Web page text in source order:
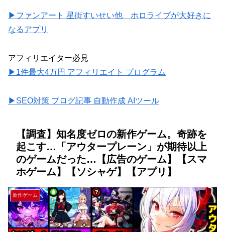
▶ファンアート 星街すいせい他 ホロライブが大好きに
なるアプリ
アフィリエイター必見
▶1件最大4万円 アフィリエイト プログラム
▶SEO対策 ブログ記事 自動作成 AIツール
【調査】知名度ゼロの新作ゲーム。奇跡を
起こす…「アウタープレーン」が期待以上
のゲームだった…【広告のゲーム】【スマ
ホゲーム】【ソシャゲ】【アプリ】
新作ゲーム